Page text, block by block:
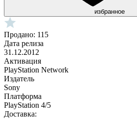
избранное
Продано: 115
Дата релиза
31.12.2012
Активация
PlayStation Network
Издатель
Sony
Платформа
PlayStation 4/5
Доставка: